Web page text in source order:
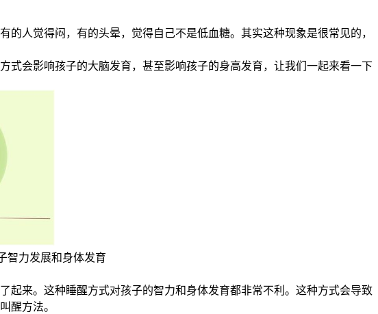
人觉得闷，有的头晕，觉得自己不是低血糖。其实这种现象是很常见的，
式会影响孩子的大脑发育，甚至影响孩子的身高发育，让我们一起来看一下
智力发展和身体发育
起来。这种睡醒方式对孩子的智力和身体发育都非常不利。这种方式会导致
醒方法。